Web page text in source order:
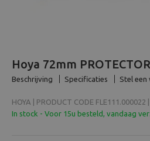
Analoog
Huren
Hoya 72mm
Beschrijving Specificaties Stel een
HOYA | PRODUCT CODE
In stock - Voor 15u besteld, vandaag